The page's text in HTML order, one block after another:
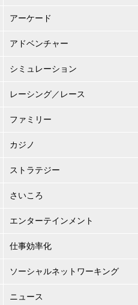
アーケード
アドベンチャー
シミュレーション
レーシング／レース
ファミリー
カジノ
ストラテジー
さいころ
エンターテインメント
仕事効率化
ソーシャルネットワーキング
ニュース